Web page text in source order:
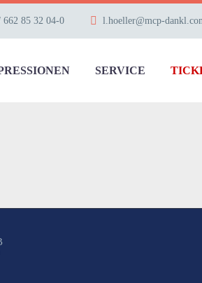
662 85 32 04-0 l.hoeller@mcp-
SERVICE